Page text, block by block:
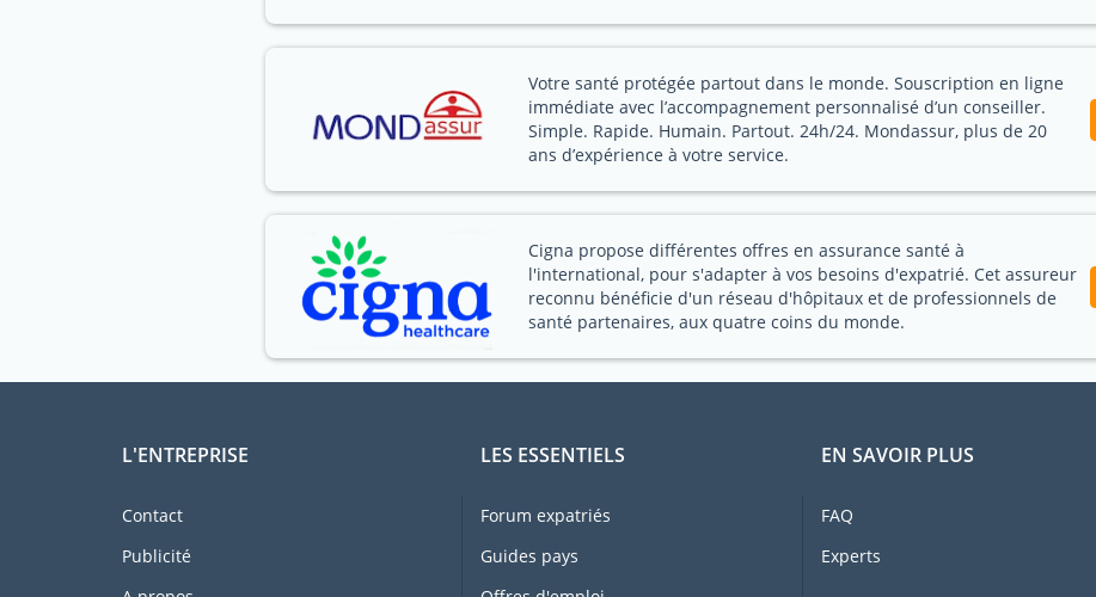
Votre santé protégée partout dans le monde. Souscription en ligne
immédiate avec l’accompagnement personnalisé d’un conseiller.
Simple. Rapide. Humain. Partout. 24h/24. Mondassur, plus de 20
ans d’expérience à votre service.
Cigna propose différentes offres en assurance santé à
l'international, pour s'adapter à vos besoins d'expatrié. Cet assureur
reconnu bénéficie d'un réseau d'hôpitaux et de professionnels de
santé partenaires, aux quatre coins du monde.
L'ENTREPRISE
Contact
Publicité
LES ESSENTIELS
Forum expatriés
Guides pays
EN SAVOIR PLUS
FAQ
Experts